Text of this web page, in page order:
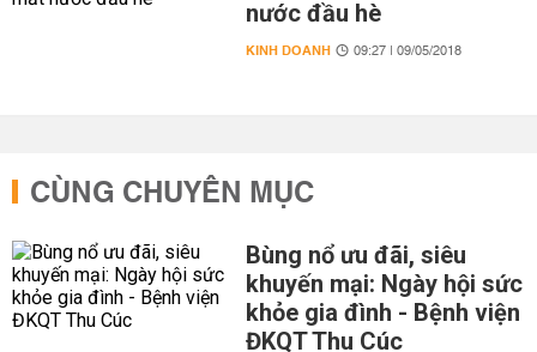
nước đầu hè
KINH DOANH 09:27 | 09/05/2018
CÙNG CHUYÊN MỤC
Bùng nổ ưu đãi, siêu
khuyến mại: Ngày hội sức
khỏe gia đình - Bệnh viện
ĐKQT Thu Cúc